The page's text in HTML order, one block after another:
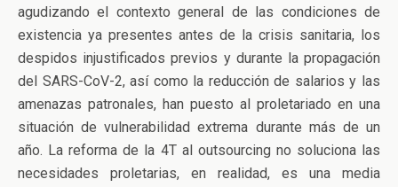
agudizando el contexto general de las condiciones de
existencia ya presentes antes de la crisis sanitaria, los
despidos injustificados previos y durante la propagación
del SARS-CoV-2, así como la reducción de salarios y las
amenazas patronales, han puesto al proletariado en una
situación de vulnerabilidad extrema durante más de un
año. La reforma de la 4T al outsourcing no soluciona las
necesidades proletarias, en realidad, es una media